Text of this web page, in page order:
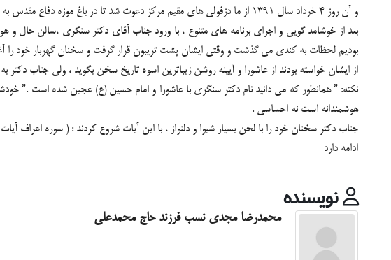
و آن روز 4 خرداد سال 1391 از ما دزفولی های مقیم مرکز دعوت شد تا در باغ موزه دفاع مقدس به مناسبت روز دزفول دیداری تازه کنیم . جزء اولین نفراتی بودیم که وارد سالن شدیم و در ردیف های جلو به انتظار شروع برنامه نشستیم.
بعد از خوشامد گویی و اجرای برنامه های متنوع ، با ورود جناب آقای دکتر سنگری ،سالن
بودیم لحظات به کندی می گذشت و وقتی ایشان پشت تریبون قرار گرفت و سخنان گهربار خود
از ایشان خواسته بودند از عاشورا و آیینه روشن زیباترین اسوه تاریخ سخن بگوید ، ولی جناب دکتر
نکته: ” همانطور که می دانید نام دکتر سنگری با عاشورا و امام حسین (ع) عجین شده است .”
هوشمندانه است نه احساسی .
جناب دکتر سخنان خود را با لحن بسیار شیوا و دلنواز ، با این آیات شروع کردند : ( سوره اعراف آیات 57 و 58 )
ادامه دارد
نویسنده
محمدرضا مجدی نسب فرزند حاج محمدعلی